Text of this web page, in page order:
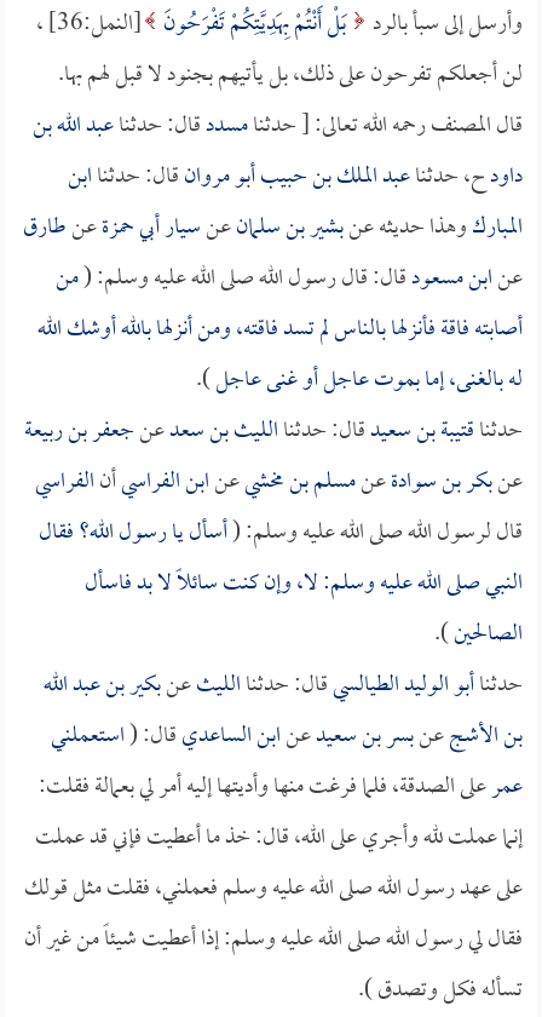
وأرسل إلى سبأ بالرد بَلْ أَنْتُمْ بِهَدِيَّتِكُمْ تَفْرَحُونَ
[النمل:36] ،
لن أجعلكم تفرحون على ذلك، بل يأتيهم بجنود لا قبل لهم بها.
قال المصنف رحمه الله تعالى: [ حدثنامسددقال: حدثناعبد الله بن
داودح، حدثناعبد الملك بن حبيب أبو مروانقال: حدثناابن
المباركوهذا حديثه عنبشير بن سلمانعنسيار أبي حمزةعنطارق
عنابن مسعودقال: قال رسول الله صلى الله عليه وسلم: (من
أصابته فاقة فأنزلها بالناس لم تسد فاقته، ومن أنزلها بالله أوشك الله
له بالغنى، إما بموت عاجل أو غنى عاجل).
حدثناقتيبة بن سعيدقال: حدثناالليث بن سعدعنجعفر بن ربيعة
عنبكر بن سوادةعنمسلم بن مخشيعنابن الفراسيأنالفراسي
قال لرسول الله صلى الله عليه وسلم: (أسأل يا رسول الله؟ فقال
النبي صلى الله عليه وسلم: لا، وإن كنت سائلاً لا بد فاسأل
الصالحين).
حدثناأبو الوليد الطيالسيقال: حدثناالليثعنبكير بن عبد الله
بن الأشجعنبسر بن سعيدعنابن الساعديقال: (استعملني
عمرعلى الصدقة، فلما فرغت منها وأديتها إليه أمر لي بعمالة فقلت:
إنما عملت لله وأجري على الله، قال: خذ ما أعطيت فإني قد عملت
على عهد رسول الله صلى الله عليه وسلم فعملني، فقلت مثل قولك
فقال لي رسول الله صلى الله عليه وسلم: إذا أعطيت شيئاً من غير أن
تسأله فكل وتصدق ).